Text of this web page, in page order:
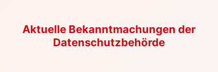
Aktuelle Bekanntmachungen der
Datenschutzbehörde